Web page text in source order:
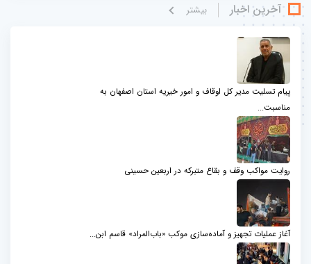
آخرین اخبار بيشتر
پیام تسلیت مدیر کل اوقاف و امور خیریه استان اصفهان به
مناسبت...
روایت مواکب وقف و بقاع متبرکه در اربعین حسینی
آغاز عملیات تجهیز و آماده‌سازی موکب «باب‌المراد» قاسم ابن...